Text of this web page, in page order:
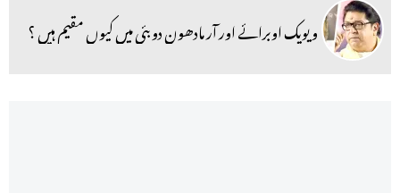
ویویک اوبرائے اور آر مادھون دوبئی میں کیوں مقیم ہیں ؟